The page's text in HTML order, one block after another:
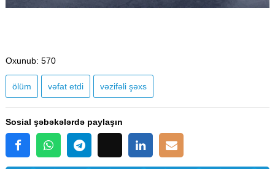
Oxunub: 570
ölüm vəfat etdi vəzifəli şəxs
Sosial şəbəkələrdə paylaşın